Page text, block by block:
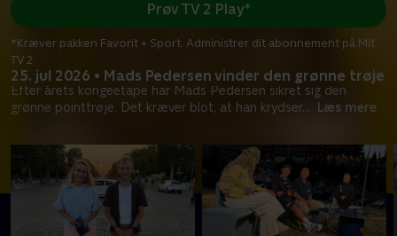
25. jul 2026 • Mads Pedersen vinder den grønne trøje
Efter årets kongeetape har Mads Pedersen sikret sig den
grønne pointtrøje. Det kræver blot, at han krydser... Læs mere
Prøv TV 2 Play*
*Kræver pakken Favorit + Sport. Administrer dit abonnement på Mit
TV 2.